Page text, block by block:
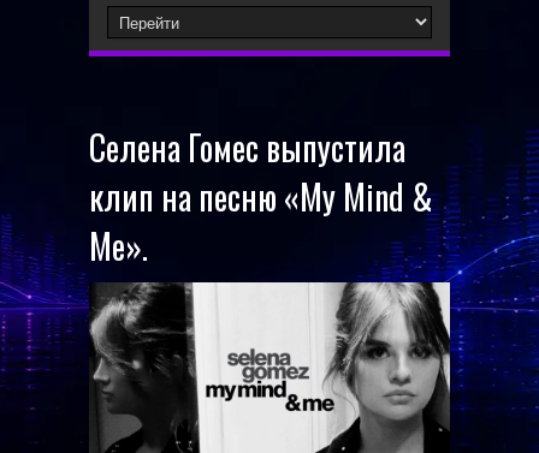
Селена Гомес выпустила
клип на песню «My Mind &
Me».